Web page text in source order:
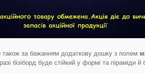
за бажанням додаткову дошку з полем
бізіборд буде стійкий у формі та піраміди